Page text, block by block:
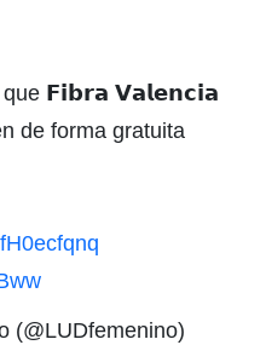
que 𝗙𝗶𝗯𝗿𝗮 𝗩𝗮𝗹𝗲𝗻𝗰𝗶𝗮
de forma gratuita
(@LUDfemenino)